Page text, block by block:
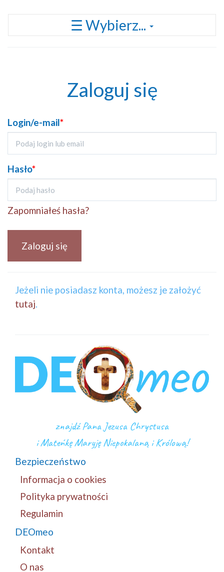
Przełącz
☰ Wybierz...
Zaloguj się
Login/e-mail*
Hasło*
Zapomniałeś hasła?
Zaloguj się
Jeżeli nie posiadasz konta, możesz je założyć
tutaj.
znajdź Pana Jezusa Chrystusa
i Mateńkę Maryję Niepokalaną i Królową!
Bezpieczeństwo
Informacja o cookies
Polityka prywatności
Regulamin
DEOmeo
Kontakt
O nas